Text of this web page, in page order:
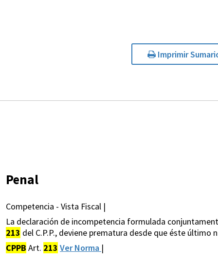
Imprimir
Penal
Competencia - Vista Fiscal |
La declaración de incompetencia formulada
213 del C.P.P., deviene prematura desde que éste
CPPB Art. 213 Ver Norma |